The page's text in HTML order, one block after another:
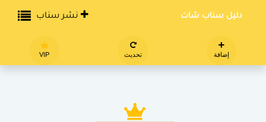
دليل سناب شات نشر سناب
إضافة تحديث VIP